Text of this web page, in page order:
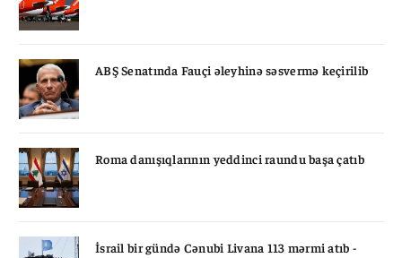
ABŞ Senatında Fauçi əleyhinə səsvermə keçirilib
Roma danışıqlarının yeddinci raundu başa çatıb
İsrail bir gündə Cənubi Livana 113 mərmi atıb -